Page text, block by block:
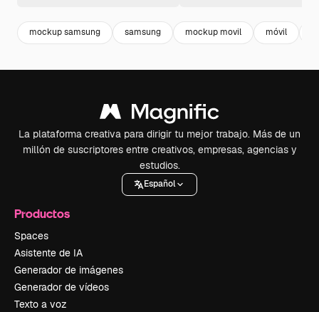
mockup samsung samsung mockup movil móvil
La plataforma creativa para dirigir tu mejor trabajo. Más de un
millón de suscriptores entre creativos, empresas, agencias y
estudios.
Español
Productos
Spaces
Asistente de IA
Generador de imágenes
Generador de vídeos
Texto a voz